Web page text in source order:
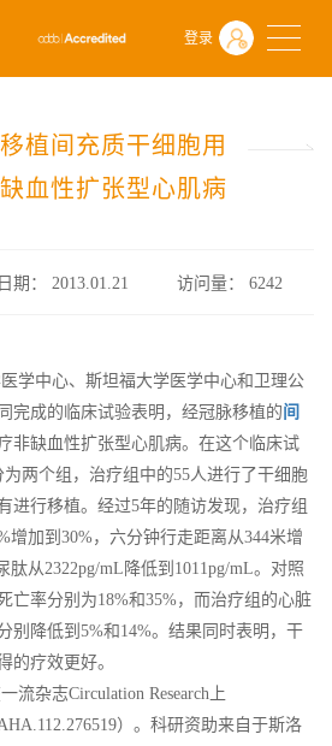
登录
前沿动态
用于治疗非缺血性扩张型心肌病
植间充质干细胞用
血性扩张型心肌病
日期： 2013.01.21 访问量：6242
中心、斯坦福大学医学中心和卫理公
完成的临床试验表明，经冠脉移植的间
非缺血性扩张型心肌病。在这个临床试
两个组，治疗组中的55人进行了干细胞
进行移植。经过5年的随访发现，治疗组
增加到30%，六分钟行走距离从344米增
肽从2322pg/mL降低到1011pg/mL。对照
亡率分别为18%和35%，而治疗组的心脏
别降低到5%和14%。结果同时表明，干
的疗效更好。
杂志Circulation Research上
）。科研资助来自于斯洛